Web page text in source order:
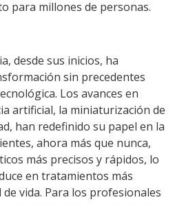
para millones de personas.
desde sus inicios, ha
sin precedentes
Los avances en
artificial, la miniaturización de
han redefinido su papel en la
ahora más que nunca,
más precisos y rápidos, lo
en tratamientos más
vida. Para los profesionales